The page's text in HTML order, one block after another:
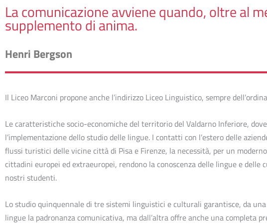
La comunicazione avviene quando, oltre al
supplemento di anima.
Henri Bergson
Il Liceo Marconi propone anche l’indirizzo Liceo Linguistico, sempre
Le caratteristiche socio-economiche del territorio del Valdarno Inferiore,
l’implementazione dello studio delle lingue. I contatti con l’estero delle
flussi turistici delle vicine città di Pisa e Firenze, la necessità, per un
cittadini europei ed extraeuropei, rendono la conoscenza delle lingue e
nostri studenti.
Lo studio quinquennale di tre sistemi linguistici e culturali garantisce, da
lingue la padronanza comunicativa, ma dall’altra offre anche una completa